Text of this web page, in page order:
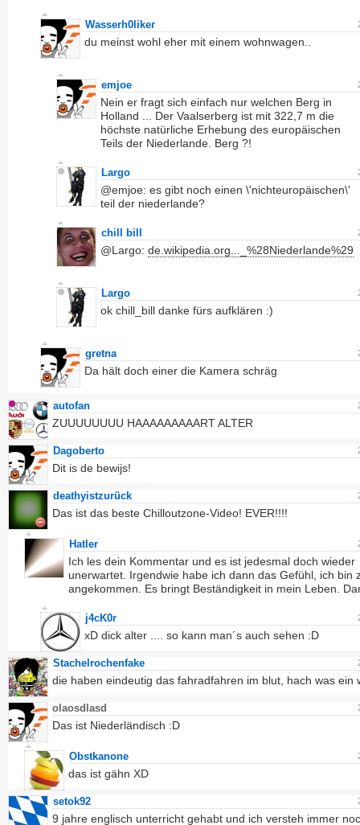
Wasserh0liker
du meinst wohl eher mit einem wohnwagen..
emjoe
Nein er fragt sich einfach nur welchen Berg in
Holland ... Der Vaalserberg ist mit 322,7 m die
höchste natürliche Erhebung des europäischen
Teils der Niederlande. Berg ?!
Largo
@emjoe: es gibt noch einen \'nichteuropäischen\'
teil der niederlande?
chill bill
@Largo: de.wikipedia.org..._%28Niederlande%29
Largo
ok chill_bill danke fürs aufklären :)
gretna
Da hält doch einer die Kamera schräg
autofan
ZUUUUUUUU HAAAAAAAAART ALTER
Dagoberto
Dit is de bewijs!
deathyistzurück
Das ist das beste Chilloutzone-Video! EVER!!!!
Hatler
Ich les dein Kommentar und es ist jedesmal doch wieder
unerwartet. Irgendwie habe ich dann das Gefühl, ich bin
angekommen. Es bringt Beständigkeit in mein Leben.
j4cK0r
xD dick alter .... so kann man´s auch sehen :D
Stachelrochenfake
die haben eindeutig das fahradfahren im blut, hach was ein
olaosdlasd
Das ist Niederländisch :D
Obstkanone
das ist gähn XD
setok92
9 jahre englisch unterricht gehabt und ich versteh immer